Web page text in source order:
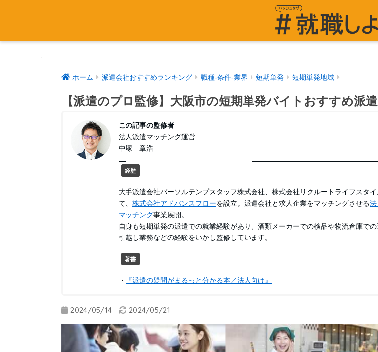
ホーム 派遣会社おすすめランキング 職種-条件-業界 短期単発 短期単発地域
【派遣のプロ監修】大阪市の短期単発バイトおすすめ派
この記事の監修者
法人派遣マッチング運営
中塚 章浩
経歴
大手派遣会社パーソルテンプスタッフ株式会社、株式会社リクルートライフスタ
て、 株式会社アドバンスフローを設立。派遣会社と求人企業をマッチングさせる法
マッチング事業展開。
自身も短期単発の派遣での就業経験があり、酒類メーカーでの検品や物流倉庫での
引越し業務などの経験をいかし監修しています。
著書
・ 『派遣の疑問がまるっと分かる本／法人向け』
2024/05/14 2024/05/21